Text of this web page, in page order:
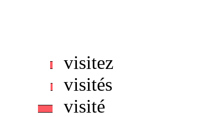
visitez
visités
visité